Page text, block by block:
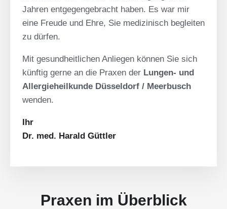
Jahren entgegengebracht haben. Es war mir
eine Freude und Ehre, Sie medizinisch begleiten
zu dürfen.
Mit gesundheitlichen Anliegen können Sie sich
künftig gerne an die Praxen der Lungen- und
Allergieheilkunde Düsseldorf / Meerbusch
wenden.
Ihr
Dr. med. Harald Güttler
Praxen im Überblick